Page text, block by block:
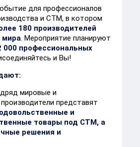
для профессионалов
и СТМ, в котором
180 производителей
мира. Мероприятие планируют
000 профессиональных
и Вы!
мировые и
представят
и
товары под СТМ, а
решения и